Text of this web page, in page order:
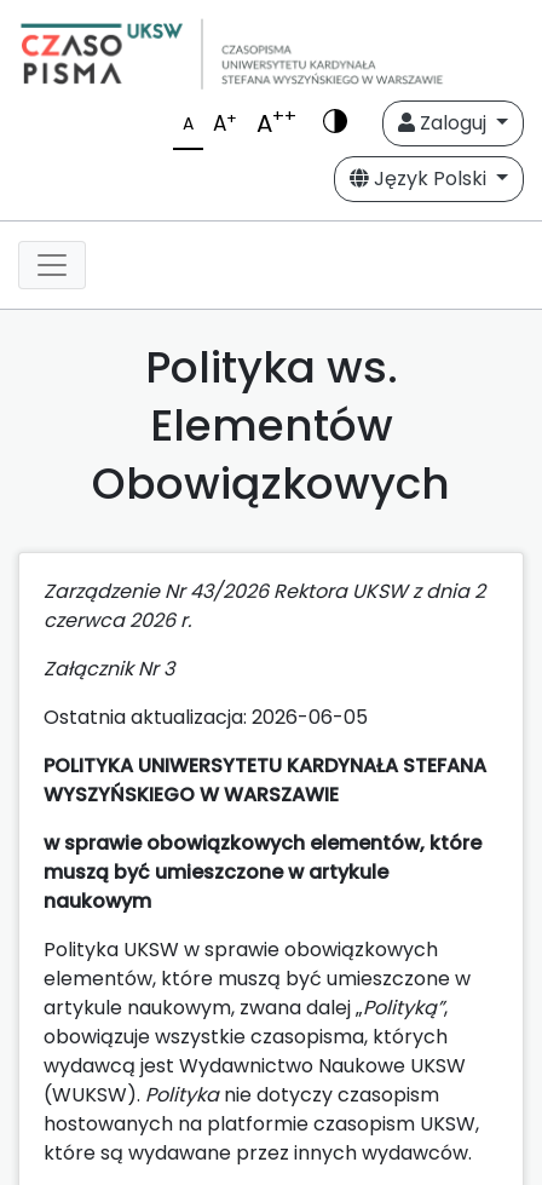
A A+ A++
Zaloguj
Język Polski
Polityka ws.
Elementów
Obowiązkowych
Zarządzenie Nr 43/2026 Rektora UKSW z dnia 2
czerwca 2026 r.
Załącznik Nr 3
Ostatnia aktualizacja: 2026-06-05
POLITYKAUNIWERSYTETU KARDYNAŁA STEFANA
WYSZYŃSKIEGO W WARSZAWIE
w sprawie obowiązkowych elementów, które
muszą być umieszczone w artykule
naukowym
Polityka UKSW w sprawie obowiązkowych
elementów, które muszą być umieszczone w
artykule naukowym, zwana dalej „Polityką”,
obowiązuje wszystkie czasopisma, których
wydawcą jest Wydawnictwo Naukowe UKSW
(WUKSW). Politykanie dotyczy czasopism
hostowanych na platformie czasopism UKSW,
które są wydawane przez innych wydawców.